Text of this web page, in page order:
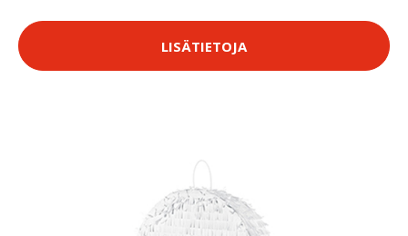
LISÄTIETOJA